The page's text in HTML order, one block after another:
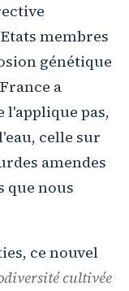
membres
génétique
a
pas,
celle sur
amendes
que nous
ce nouvel
cultivée